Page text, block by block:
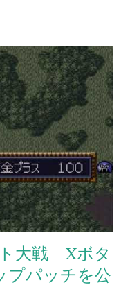
大戦 Xボタ
プパッチを公